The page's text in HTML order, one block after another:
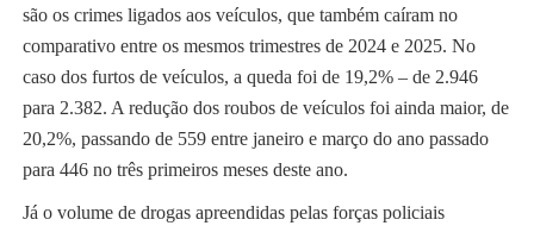
são os crimes ligados aos veículos, que também caíram no
comparativo entre os mesmos trimestres de 2024 e 2025. No
caso dos furtos de veículos, a queda foi de 19,2% – de 2.946
para 2.382. A redução dos roubos de veículos foi ainda maior, de
20,2%, passando de 559 entre janeiro e março do ano passado
para 446 no três primeiros meses deste ano.
Já o volume de drogas apreendidas pelas forças policiais